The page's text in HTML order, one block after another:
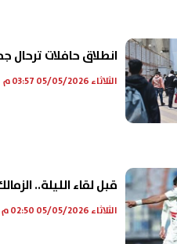
انطلاق حافلات ترحال
الثلاثاء 05/05/2026 03:57 م
قبل لقاء الليلة..
الثلاثاء 05/05/2026 02:50 م